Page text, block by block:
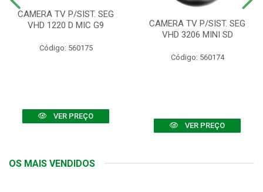
CAMERA TV P/SIST. SEG
VHD 1220 D MIC G9
Código: 560175
VER PREÇO
CAMERA TV P/SIST. SEG
VHD 3206 MINI SD
Código: 560174
VER PREÇO
OS MAIS VENDIDOS